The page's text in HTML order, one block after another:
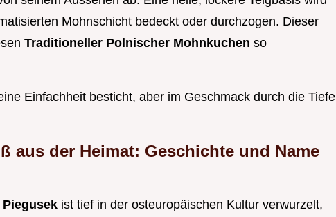
Mohnschicht bedeckt oder durchzogen. Dieser
Traditioneller Polnischer Mohnkuchen so
Einfachheit besticht, aber im Geschmack durch die Tiefe
aus der Heimat: Geschichte und Name
ist tief in der osteuropäischen Kultur verwurzelt,